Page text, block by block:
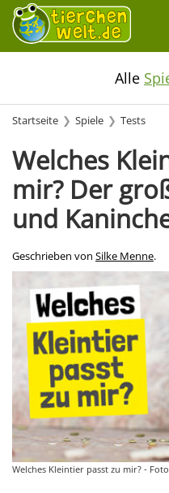
Alle
Startseite Spiele Tests
Welches
mir? Der
und
Geschrieben von Silke Menne.
Welches Kleintier passt zu mir? -